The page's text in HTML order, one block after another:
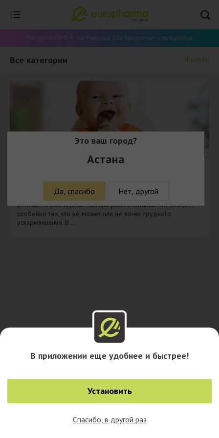
0
Рассрочка 0-0-4 - на 4 месяца без предоплат и процентов
Все категории Фильтр
Детское питание: Все, что вам нужно знать о
детских смесях
Детские смеси играют важную роль в питании младенцев,
особенно тех, кто не может или не хочет грудного
вскармливания. В...
В приложении еще удобнее и быстрее!
Установить
Спасибо, в другой раз
Это ваш город?
Астана
Да, спасибо Нет, другой